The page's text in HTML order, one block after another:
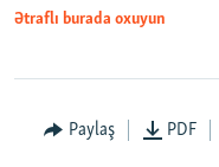
Ətraflı burada oxuyun
Paylaş PDF